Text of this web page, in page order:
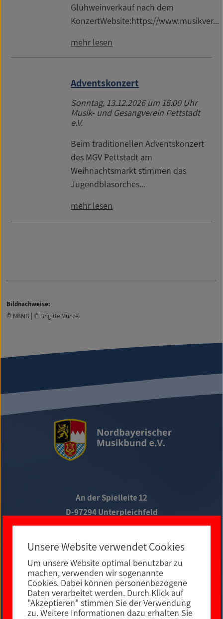
Glühweinverkauf nach dem
KonzertWebsite:https://www.musikver...
mehr lesen
Adventskonzert
Sonntag, 13.12.2026um 16:00 Uhr
Musik- und Gesangverein Pettstadt
e.V.
Beim traditionellen Adventskonzert
des MGV Pettstadt am
Weihnachtsmarkt stimmen das
Jugendblasorches...
mehr lesen
Bildnachweise:
© NBMB | © Brigitte Münzel
An der Spielleite 12
D-97294 Unterpleichfeld
Telefon +49 9367 988 689-0
Social Media
Unsere Website verwendet Cookies
Um unsere Website optimal benutzbar zu
machen, verwenden wir sogenannte
Cookies. Dabei können personenbezogene
Daten verarbeitet werden. Durch Klick auf
"Akzeptieren" stimmen Sie der Verwendung
zu. Weitere Informationen dazu erhalten Sie